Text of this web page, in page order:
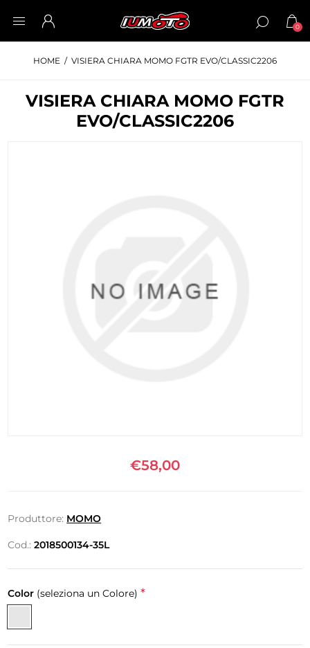
0
HOME / VISIERA CHIARA MOMO FGTR EVO/CLASSIC2206
VISIERA CHIARA MOMO FGTR
EVO/CLASSIC2206
€58,00
Produttore: MOMO
Cod.: 2018500134-35L
Color (seleziona un Colore) *